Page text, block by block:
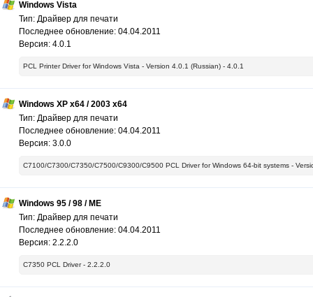
Windows Vista
Тип: Драйвер для печати
Последнее обновление: 04.04.2011
Версия: 4.0.1
PCL Printer Driver for Windows Vista - Version 4.0.1 (Russian) - 4.0.1
Windows XP x64 / 2003 x64
Тип: Драйвер для печати
Последнее обновление: 04.04.2011
Версия: 3.0.0
C7100/C7300/C7350/C7500/C9300/C9500 PCL Driver for Windows 64-bit systems -
Windows 95 / 98 / ME
Тип: Драйвер для печати
Последнее обновление: 04.04.2011
Версия: 2.2.2.0
C7350 PCL Driver - 2.2.2.0